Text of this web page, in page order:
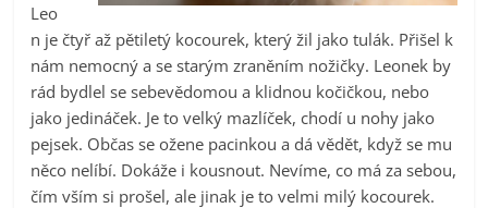
Leo
n je čtyř až pětiletý kocourek, který žil jako tulák. Přišel k
nám nemocný a se starým zraněním nožičky. Leonek by
rád bydlel se sebevědomou a klidnou kočičkou, nebo
jako jedináček. Je to velký mazlíček, chodí u nohy jako
pejsek. Občas se ožene pacinkou a dá vědět, když se mu
něco nelíbí. Dokáže i kousnout. Nevíme, co má za sebou,
čím vším si prošel, ale jinak je to velmi milý kocourek.